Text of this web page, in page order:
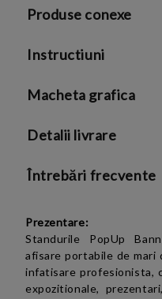
Politica de
Produse conexe
Instructiuni
Macheta grafica
Detalii livrare
Întrebări frecvente
Prezentare:
Standurile PopUp
afisare portabile de mari
infatisare profesionista,
expozitionale,